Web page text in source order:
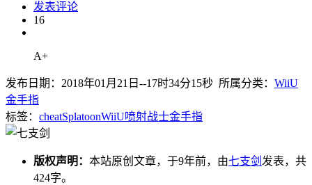
发表评论
16
A+
发布日期：2018年01月21日--17时34分15秒 所属分类： WiiU
金手指
标签： cheatSplatoonWiiU喷射战士金手指
版权声明： 本站原创文章，于9年前，由七支剑 发表，共
424字。